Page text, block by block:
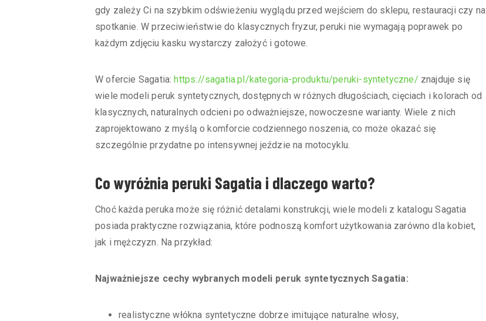
gdy zależy Ci na szybkim odświeżeniu wyglądu przed wejściem do sklepu, restauracji czy na
spotkanie. W przeciwieństwie do klasycznych fryzur, peruki nie wymagają poprawek po
każdym zdjęciu kasku wystarczy założyć i gotowe.
W ofercie Sagatia:https://sagatia.pl/kategoria-produktu/peruki-syntetyczne/ znajduje się
wiele modeli peruk syntetycznych, dostępnych w różnych długościach, cięciach i kolorach od
klasycznych, naturalnych odcieni po odważniejsze, nowoczesne warianty. Wiele z nich
zaprojektowano z myślą o komforcie codziennego noszenia, co może okazać się
szczególnie przydatne po intensywnej jeździe na motocyklu.
Co wyróżnia peruki Sagatia i dlaczego warto?
Choć każda peruka może się różnić detalami konstrukcji, wiele modeli z katalogu Sagatia
posiada praktyczne rozwiązania, które podnoszą komfort użytkowania zarówno dla kobiet,
jak i mężczyzn. Na przykład:
Najważniejsze cechy wybranych modeli peruk syntetycznych Sagatia:
realistyczne włókna syntetyczne dobrze imitujące naturalne włosy,